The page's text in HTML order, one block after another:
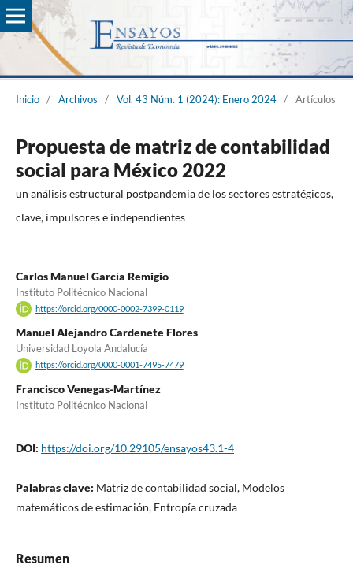
Inicio / Archivos / Vol. 43 Núm. 1 (2024): Enero 2024 / Artículos
Propuesta de matriz de contabilidad
social para México 2022
un análisis estructural postpandemia de los sectores estratégicos,
clave, impulsores e independientes
Carlos Manuel García Remigio
Instituto Politécnico Nacional
https://orcid.org/0000-0002-7399-0119
Manuel Alejandro Cardenete Flores
Universidad Loyola Andalucía
https://orcid.org/0000-0001-7495-7479
Francisco Venegas-Martínez
Instituto Politécnico Nacional
DOI: https://doi.org/10.29105/ensayos43.1-4
Palabras clave: Matriz de contabilidad social, Modelos
matemáticos de estimación, Entropía cruzada
Resumen